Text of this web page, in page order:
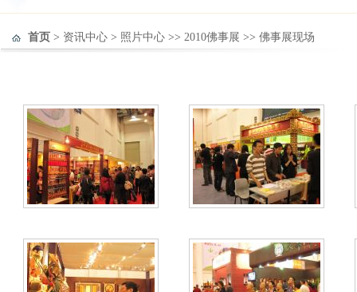
首页 > 资讯中心 > 照片中心 >> 2010佛事展 >> 佛事展现场